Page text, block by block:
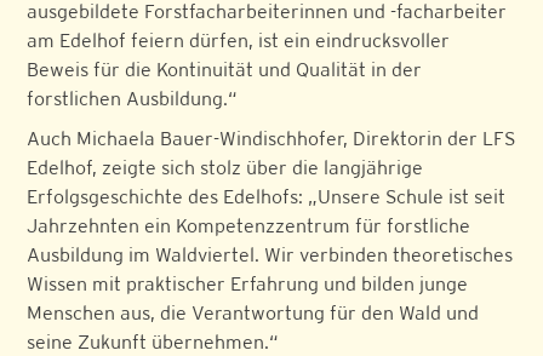
ausgebildete Forstfacharbeiterinnen und -facharbeiter
am Edelhof feiern dürfen, ist ein eindrucksvoller
Beweis für die Kontinuität und Qualität in der
forstlichen Ausbildung.“
Auch Michaela Bauer-Windischhofer, Direktorin der LFS
Edelhof, zeigte sich stolz über die langjährige
Erfolgsgeschichte des Edelhofs: „Unsere Schule ist seit
Jahrzehnten ein Kompetenzzentrum für forstliche
Ausbildung im Waldviertel. Wir verbinden theoretisches
Wissen mit praktischer Erfahrung und bilden junge
Menschen aus, die Verantwortung für den Wald und
seine Zukunft übernehmen.“